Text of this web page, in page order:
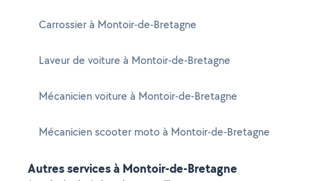
Carrossier à Montoir-de-Bretagne
Laveur de voiture à Montoir-de-Bretagne
Mécanicien voiture à Montoir-de-Bretagne
Mécanicien scooter moto à Montoir-de-Bretagne
Autres services à Montoir-de-Bretagne